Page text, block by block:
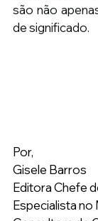
são não
de significado.
Por,
Gisele Barros
Editora Chefe
Especialista